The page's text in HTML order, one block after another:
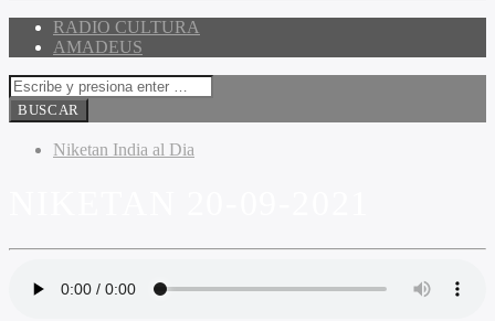
RADIO CULTURA
AMADEUS
Niketan India al Dia